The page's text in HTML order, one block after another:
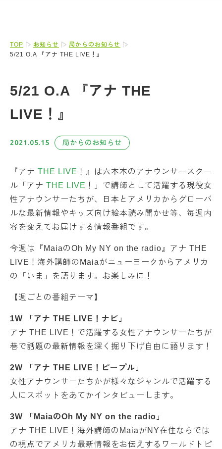
TOP お知らせ
局からのお知らせ
5/21 O.A 『アナ THE LIVE！』
5/21 O.A 『アナ THE
LIVE！』
2021.05.15 局からのお知らせ
『アナ THE LIVE ！』は六本木のアナウンサースクー
ル「アナ THE LIVE ！」で講師として活躍する現役女
性アナウンサーたちが、日本とアメリカからグローバ
ルな最新情報やキッズ向け絵本読み聞かせ等、毎週内
容を変えてお届けする情報番組です。
今週は『MaiaのOh My NY on the radio』アナ THE
LIVE！海外講師のMaiaがニューヨークからアメリカ
の「いま」を語ります。お楽しみに！
【週ごとの番組テーマ】
1W 「アナ THE LIVE！ナビ」
アナ THE LIVE！で活躍する女性アナウンサーたちが
巷で話題の最新情報を深く掘り下げ自由に語ります！
2W 「アナ THE LIVE！ピープル」
女性アナウンサーたちかが様々なジャンルで活躍する
人にスポットをあてかインタビューします。
3W 「MaiaのOh My NY on the radio」
アナ THE LIVE！海外講師のMaiaがNY在住ならでは
の視点でアメリカ最新情報をお伝えするワールドトピ